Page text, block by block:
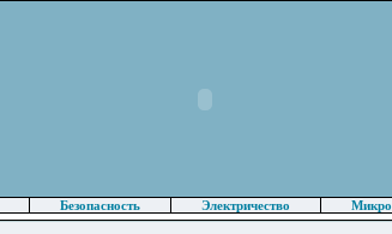
Безопасность Электричество